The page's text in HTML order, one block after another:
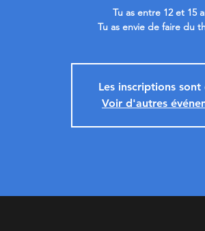
Tu as entre 12 et 15
Tu as envie de faire du
Les inscriptions sont
Voir d'autres